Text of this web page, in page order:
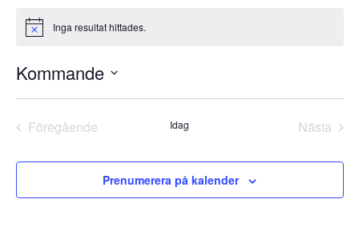
Notis Inga resultat hittades.
Kommande
Föregående
Idag
Nästa
Prenumerera på kalender